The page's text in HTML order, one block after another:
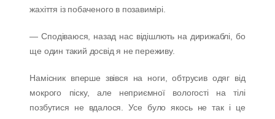
жахіття із побаченого в позавимірі.
— Сподіваюся, назад нас відішлють на дирижаблі, бо
ще один такий досвід я не переживу.
Намісник вперше звівся на ноги, обтрусив одяг від
мокрого піску, але неприємної вологості на тілі
позбутися не вдалося. Усе було якось не так і це